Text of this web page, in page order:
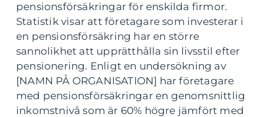
pensionsförsäkringar för enskilda firmor.
Statistik visar att företagare som investerar i
en pensionsförsäkring har en större
sannolikhet att upprätthålla sin livsstil efter
pensionering. Enligt en undersökning av
[NAMN PÅ ORGANISATION] har företagare
med pensionsförsäkringar en genomsnittlig
inkomstnivå som är 60% högre jämfört med